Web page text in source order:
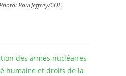
Paul Jeffrey/COE.
des armes nucléaires
humaine et droits de la